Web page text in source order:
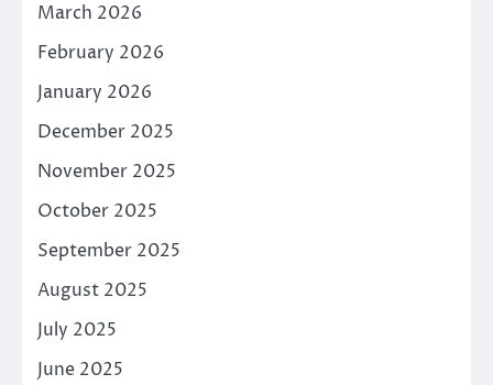
March 2026
February 2026
January 2026
December 2025
November 2025
October 2025
September 2025
August 2025
July 2025
June 2025